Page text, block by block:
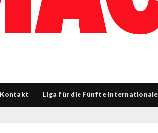
Kontakt Liga für die Fünfte Internationale